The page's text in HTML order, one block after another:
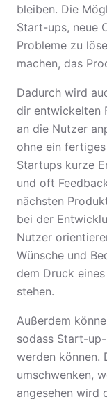
bleiben. Die
Start-ups, neue
Probleme zu
machen, das
Dadurch wird
dir entwickelten
an die Nutzer
ohne ein
Startups kurze
und oft
nächsten
bei der
Nutzer
Wünsche und
dem Druck
stehen.
Außerdem
sodass Start-
werden können.
umschwenken,
angesehen wird